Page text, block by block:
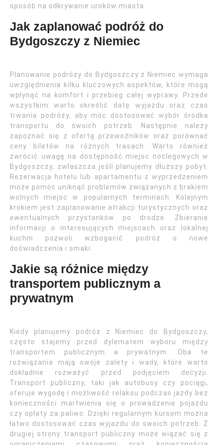
sposób na odkrywanie uroków miasta.
Jak zaplanować podróż do
Bydgoszczy z Niemiec
Planowanie podróży do Bydgoszczy z Niemiec wymaga
uwzględnienia kilku kluczowych aspektów, które mogą
wpłynąć na komfort i przebieg całej wyprawy. Przede
wszystkim warto określić datę wyjazdu oraz czas
trwania podróży, aby móc dostosować wybór środka
transportu do swoich potrzeb. Następnie należy
zapoznać się z ofertą przewoźników oraz porównać
ceny biletów na różnych trasach. Warto również
zwrócić uwagę na dostępność miejsc noclegowych w
Bydgoszczy, zwłaszcza jeśli planujemy dłuższy pobyt.
Rezerwacja hotelu lub apartamentu z wyprzedzeniem
może pomóc uniknąć problemów związanych z brakiem
wolnych miejsc w popularnych terminach. Kolejnym
krokiem jest zaplanowanie atrakcji turystycznych oraz
ewentualnych przystanków po drodze. Zbieranie
informacji o interesujących miejscach oraz lokalnej
kuchni pozwoli wzbogacić podróż o nowe
doświadczenia i smaki.
Jakie są różnice między
transportem publicznym a
prywatnym
Kiedy planujemy podróż z Niemiec do Bydgoszczy,
często stajemy przed dylematem wyboru między
transportem publicznym a prywatnym. Oba te
rozwiązania mają swoje zalety i wady, które warto
dokładnie rozważyć przed podjęciem decyzji.
Transport publiczny, taki jak autobusy czy pociągi,
oferuje wygodę i możliwość relaksu podczas jazdy bez
konieczności martwienia się o prowadzenie pojazdu
czy opłaty za paliwo. Dzięki regularnym kursom można
łatwo dostosować czas wyjazdu do swoich potrzeb. Z
drugiej strony transport publiczny może wiązać się z